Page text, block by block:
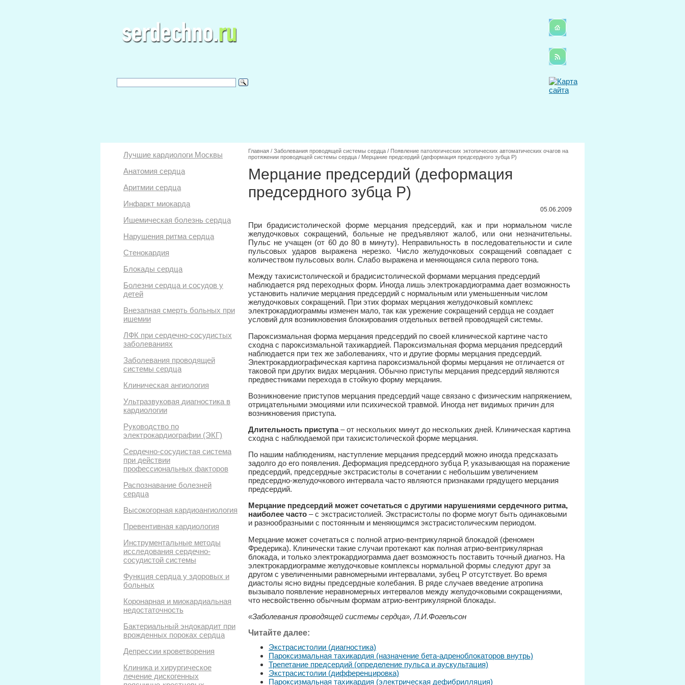
Лучшие кардиологи Москвы
Анатомия сердца
Аритмии сердца
Инфаркт миокарда
Ишемическая болезнь сердца
Нарушения ритма сердца
Стенокардия
Блокады сердца
Болезни сердца и сосудов у
детей
Внезапная смерть больных при
ишемии
ЛФК при сердечно-сосудистых
заболеваниях
Заболевания проводящей
системы сердца
Клиническая ангиология
Ультразвуковая диагностика в
кардиологии
Руководство по
электрокардиографии (ЭКГ)
Сердечно-сосудистая система
при действии
профессиональных факторов
Распознавание болезней
сердца
Высокогорная кардиоангиология
Превентивная кардиология
Инструментальные методы
исследования сердечно-
сосудистой системы
Функция сердца у здоровых и
больных
Коронарная и миокардиальная
недостаточность
Бактериальный эндокардит при
врожденных пороках сердца
Депрессии кроветворения
Клиника и хирургическое
лечение дискогенных
Главная / Заболевания проводящей системы сердца / Появление патологических эктопических автоматических очагов на
протяжении проводящей системы сердца / Мерцание предсердий (деформация предсердного зубца Р)
Мерцание предсердий (деформация
предсердного зубца Р)
05.06.2009
При брадисистолической форме мерцания предсердий, как и при нормальном числе
желудочковых сокращений, больные не предъявляют жалоб, или они незначительны.
Пульс не учащен (от 60 до 80 в минуту). Неправильность в последовательности и силе
пульсовых ударов выражена нерезко. Число желудочковых сокращений совпадает с
количеством пульсовых волн. Слабо выражена и меняющаяся сила первого тона.
Между тахисистолической и брадисистолической формами мерцания предсердий
наблюдается ряд переходных форм. Иногда лишь электрокардиограмма дает возможность
установить наличие мерцания предсердий с нормальным или уменьшенным числом
желудочковых сокращений. При этих формах мерцания желудочковый комплекс
электрокардиограммы изменен мало, так как урежение сокращений сердца не создает
условий для возникновения блокирования отдельных ветвей проводящей системы.
Пароксизмальная форма мерцания предсердий по своей клинической картине часто
сходна с пароксизмальной тахикардией. Пароксизмальная форма мерцания предсердий
наблюдается при тех же заболеваниях, что и другие формы мерцания предсердий.
Электрокардиографическая картина пароксизмальной формы мерцания не отличается от
таковой при других видах мерцания. Обычно приступы мерцания предсердий являются
предвестниками перехода в стойкую форму мерцания.
Возникновение приступов мерцания предсердий чаще связано с физическим напряжением,
отрицательными эмоциями или психической травмой. Иногда нет видимых причин для
возникновения приступа.
Длительность приступа– от нескольких минут до нескольких дней. Клиническая картина
сходна с наблюдаемой при тахисистолической форме мерцания.
По нашим наблюдениям, наступление мерцания предсердий можно иногда предсказать
задолго до его появления. Деформация предсердного зубца Р, указывающая на поражение
предсердий, предсердные экстрасистолы в сочетании с небольшим увеличением
предсердно-желудочкового интервала часто являются признаками грядущего мерцания
предсердий.
Мерцание предсердий может сочетаться с другими нарушениями сердечного ритма,
наиболее часто – с экстрасистолией. Экстрасистолы по форме могут быть одинаковыми
и разнообразными с постоянным и меняющимся экстрасистолическим периодом.
Мерцание может сочетаться с полной атрио-вентрикулярной блокадой (феномен
Фредерика). Клинически такие случаи протекают как полная атрио-вентрикулярная
блокада, и только электрокардиограмма дает возможность поставить точный диагноз. На
электрокардиограмме желудочковые комплексы нормальной формы следуют друг за
другом с увеличенными равномерными интервалами, зубец Р отсутствует. Во время
диастолы ясно видны предсердные колебания. В ряде случаев введение атропина
вызывало появление неравномерных интервалов между желудочковыми сокращениями,
что несвойственно обычным формам атрио-вентрикулярной блокады.
«Заболевания проводящей системы сердца», Л.И.Фогельсон
Читайте далее:
Экстрасистолии (диагностика)
Пароксизмальная тахикардия (назначение бета-адреноблокаторов внутрь)
Трепетание предсердий (определение пульса и аускультация)
Экстрасистолии (дифференцировка)
Пароксизмальная тахикардия (электрическая дефибрилляция)